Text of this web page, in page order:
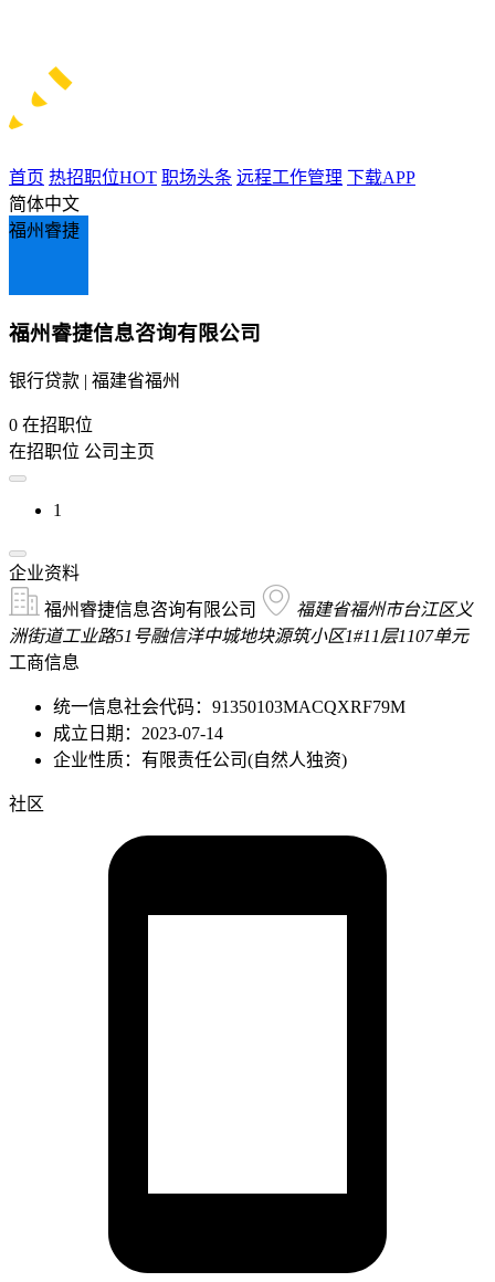
首页 热招职位HOT 职场头条 远程工作管理 下载APP
简体中文
福州睿捷
福州睿捷信息咨询有限公司
银行贷款 | 福建省福州
0 在招职位
在招职位 公司主页
1
企业资料
福州睿捷信息咨询有限公司
福建省福州市台江区义
洲街道工业路51号融信洋中城地块源筑小区1#11层1107单元
工商信息
统一信息社会代码：91350103MACQXRF79M
成立日期：2023-07-14
企业性质：有限责任公司(自然人独资)
社区